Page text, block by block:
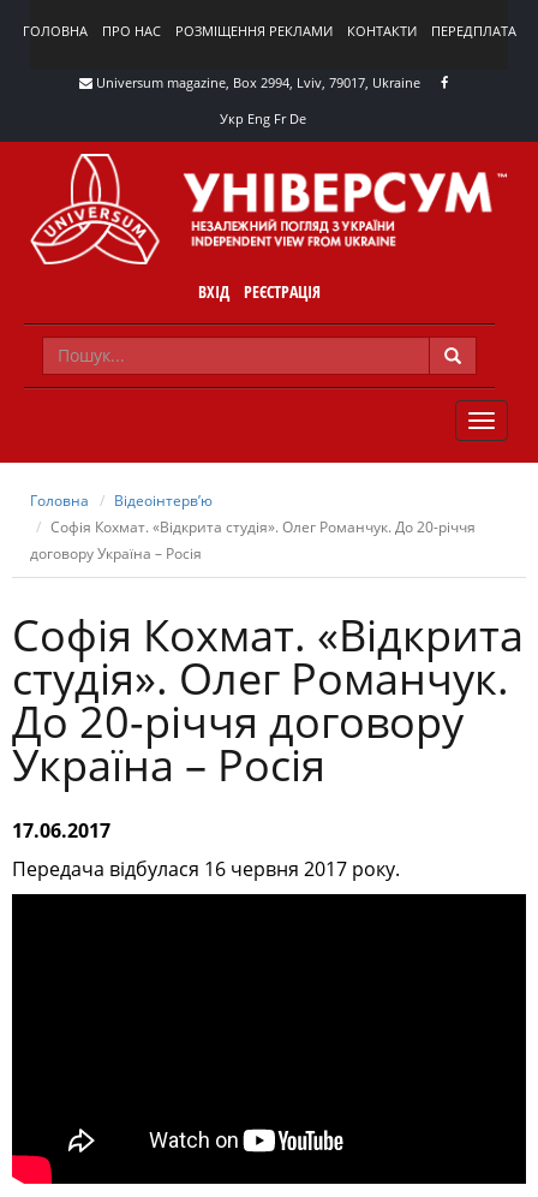
ГОЛОВНА ПРО НАС РОЗМІЩЕННЯ РЕКЛАМИ КОНТАКТИ ПЕРЕДПЛАТА
Universum magazine, Box 2994, Lviv, 79017, Ukraine
Укр Eng Fr De
ВХІД РЕЄСТРАЦІЯ
TOGGLE
Головна
Відеоінтерв’ю
Софія Кохмат. «Відкрита студія». Олег Романчук. До 20-річчя
договору Україна – Росія
Софія Кохмат. «Відкрита
студія». Олег Романчук.
До 20-річчя договору
Україна – Росія
17.06.2017
Передача відбулася 16 червня 2017 року.